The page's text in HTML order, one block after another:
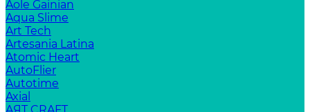
Aole Gainian
Aqua Slime
Art Tech
Artesania Latina
Atomic Heart
AutoFlier
Autotime
Axial